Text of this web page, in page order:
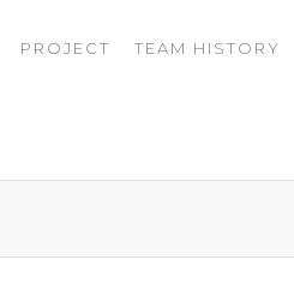
PROJECT TEAM HISTORY